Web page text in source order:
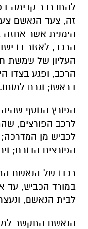
להתדרדר קדימה
זה, צעד הנאשם
הימנית אשר אחזה
הרכב, לאזור בו
העליון של שמשת
הרכב, ופגע בצדו
בראשו; וגרם למותו.
הפורץ הנוסף
לרכב הפורצים,
לכביש מן המדרכה;
הפורצים הבורח;
רכבו של הנאשם
במורד הכביש, עד
לבית הנאשם,
הנאשם התקשר